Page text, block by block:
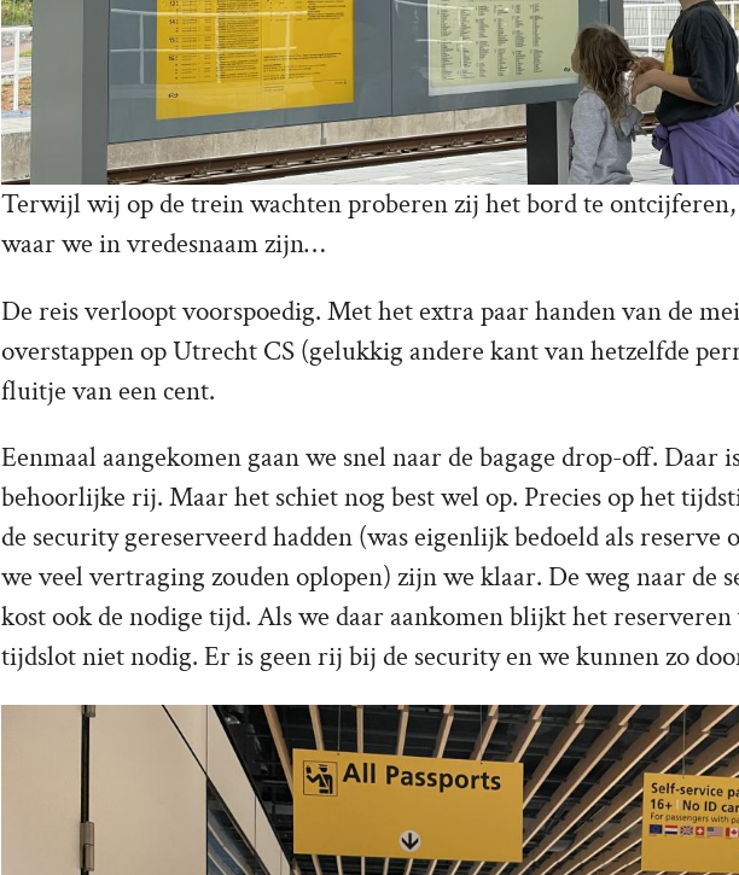
Terwijl wij op de trein wachten proberen zij het bord te
waar we in vredesnaam zijn…
De reis verloopt voorspoedig. Met het extra paar handen van de
overstappen op Utrecht CS (gelukkig andere kant van hetzelfde
fluitje van een cent.
Eenmaal aangekomen gaan we snel naar de bagage drop-off. Daar
behoorlijke rij. Maar het schiet nog best wel op. Precies op het
de security gereserveerd hadden (was eigenlijk bedoeld als reserve
we veel vertraging zouden oplopen) zijn we klaar. De weg naar de
kost ook de nodige tijd. Als we daar aankomen blijkt het
tijdslot niet nodig. Er is geen rij bij de security en we kunnen zo